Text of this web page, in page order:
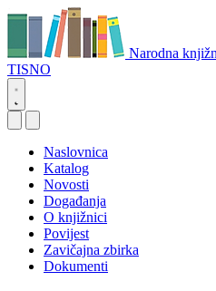
Narodna
TISNO
Naslovnica
Katalog
Novosti
Događanja
O knjižnici
Povijest
Zavičajna zbirka
Dokumenti